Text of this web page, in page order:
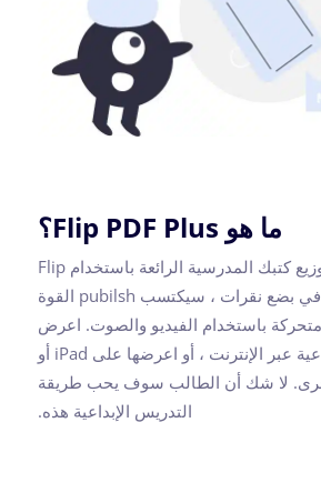
ما هو Flip PDF Plus؟
قم بإنشاء ونشر وتوزيع كتبك المدرسية الرائعة باستخدام Flip
PDF Plus. فقط في بضع نقرات ، سيكتسب pubilsh القوة
باستخدام الفيديو والصوت. اعرض
كتبك الدراسية الإبداعية عبر الإنترنت ، أو اعرضها على iPad أو
لا شك أن الطالب سوف يحب طريقة
التدريس الإبداعية هذه.